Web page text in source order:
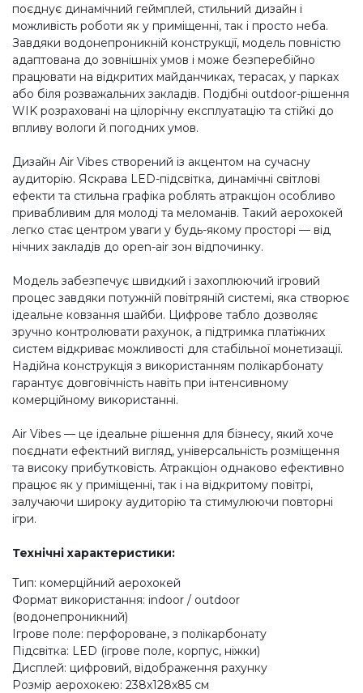
поєднує динамічний геймплей, стильний дизайн і
можливість роботи як у приміщенні, так і просто неба.
Завдяки водонепроникній конструкції, модель повністю
адаптована до зовнішніх умов і може безперебійно
працювати на відкритих майданчиках, терасах, у парках
або біля розважальних закладів. Подібні outdoor-рішення
WIK розраховані на цілорічну експлуатацію та стійкі до
впливу вологи й погодних умов.
Дизайн Air Vibes створений із акцентом на сучасну
аудиторію. Яскрава LED-підсвітка, динамічні світлові
ефекти та стильна графіка роблять атракціон особливо
привабливим для молоді та меломанів. Такий аерохокей
легко стає центром уваги у будь-якому просторі — від
нічних закладів до open-air зон відпочинку.
Модель забезпечує швидкий і захоплюючий ігровий
процес завдяки потужній повітряній системі, яка створює
ідеальне ковзання шайби. Цифрове табло дозволяє
зручно контролювати рахунок, а підтримка платіжних
систем відкриває можливості для стабільної монетизації.
Надійна конструкція з використанням полікарбонату
гарантує довговічність навіть при інтенсивному
комерційному використанні.
Air Vibes — це ідеальне рішення для бізнесу, який хоче
поєднати ефектний вигляд, універсальність розміщення
та високу прибутковість. Атракціон однаково ефективно
працює як у приміщенні, так і на відкритому повітрі,
залучаючи широку аудиторію та стимулюючи повторні
ігри.
Технічні характеристики:
Тип: комерційний аерохокей
Формат використання: indoor / outdoor
(водонепроникний)
Ігрове поле: перфороване, з полікарбонату
Підсвітка: LED (ігрове поле, корпус, ніжки)
Дисплей: цифровий, відображення рахунку
Розмір аерохокею: 238x128x85 см